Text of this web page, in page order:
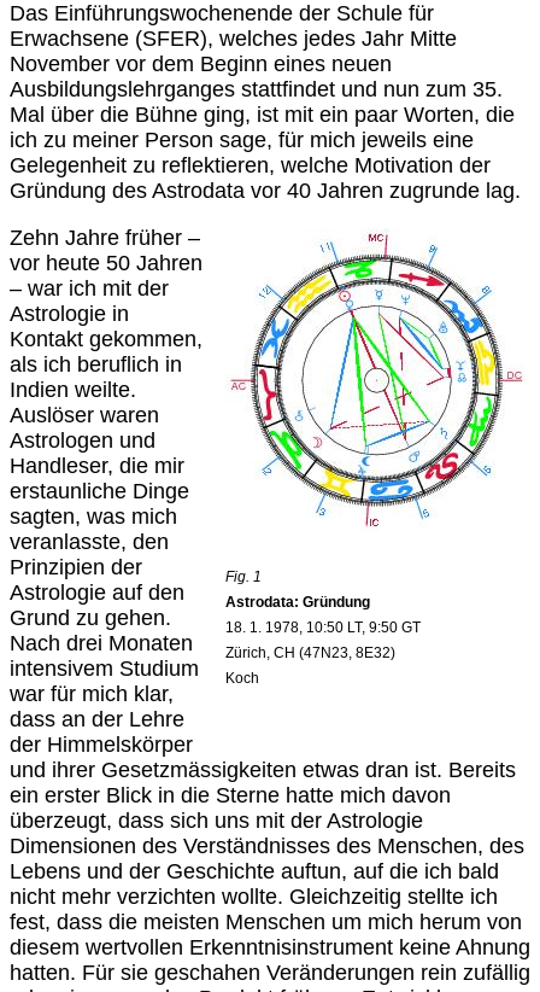
Das Einführungswochenende der Schule für
Erwachsene (SFER), welches jedes Jahr Mitte
November vor dem Beginn eines neuen
Ausbildungslehrganges stattfindet und nun zum 35.
Mal über die Bühne ging, ist mit ein paar Worten, die
ich zu meiner Person sage, für mich jeweils eine
Gelegenheit zu reflektieren, welche Motivation der
Gründung des Astrodata vor 40 Jahren zugrunde lag.
Fig. 1
Astrodata: Gründung
18. 1. 1978, 10:50 LT, 9:50 GT
Zürich, CH (47N23, 8E32)
Koch
Zehn Jahre früher –
vor heute 50 Jahren
– war ich mit der
Astrologie in
Kontakt gekommen,
als ich beruflich in
Indien weilte.
Auslöser waren
Astrologen und
Handleser, die mir
erstaunliche Dinge
sagten, was mich
veranlasste, den
Prinzipien der
Astrologie auf den
Grund zu gehen.
Nach drei Monaten
intensivem Studium
war für mich klar,
dass an der Lehre
der Himmelskörper
und ihrer Gesetzmässigkeiten etwas dran ist. Bereits
ein erster Blick in die Sterne hatte mich davon
überzeugt, dass sich uns mit der Astrologie
Dimensionen des Verständnisses des Menschen, des
Lebens und der Geschichte auftun, auf die ich bald
nicht mehr verzichten wollte. Gleichzeitig stellte ich
fest, dass die meisten Menschen um mich herum von
diesem wertvollen Erkenntnisinstrument keine Ahnung
hatten. Für sie geschahen Veränderungen rein zufällig